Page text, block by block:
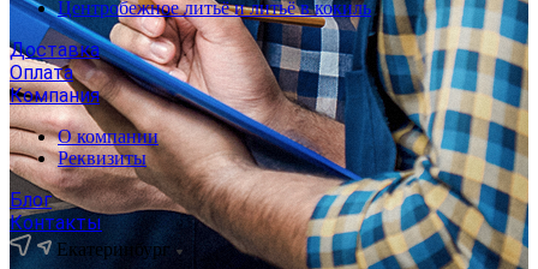
Центробежное литьё и литьё в кокиль
Доставка
Оплата
Компания
О компании
Реквизиты
Блог
Контакты
Екатеринбург